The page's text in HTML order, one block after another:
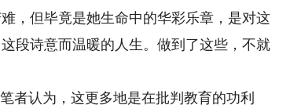
，但毕竟是她生命中的华彩乐章，是对这
段诗意而温暖的人生。做到了这些，不就
认为，这更多地是在批判教育的功利